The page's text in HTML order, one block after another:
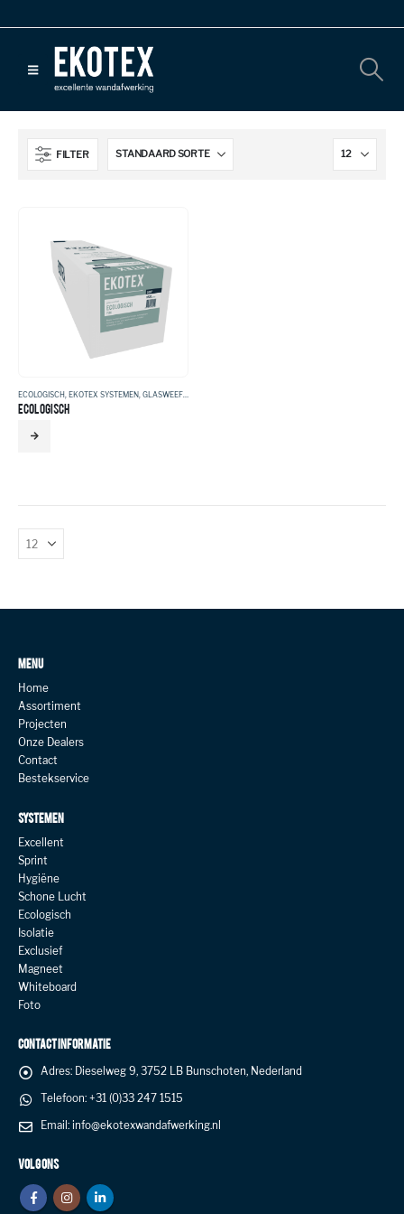
FILTER
ECOLOGISCH EKOTEX SYSTEMEN GLASWEEFSEL
ECOLOGISCH
MENU
Home
Assortiment
Projecten
Onze Dealers
Contact
Bestekservice
SYSTEMEN
Excellent
Sprint
Hygiëne
Schone Lucht
Ecologisch
Isolatie
Exclusief
Magneet
Whiteboard
Foto
CONTACT INFORMATIE
Adres: Dieselweg 9, 3752 LB Bunschoten, Nederland
Telefoon: +31 (0)33 247 1515
Email: info@ekotexwandafwerking.nl
VOLG ONS